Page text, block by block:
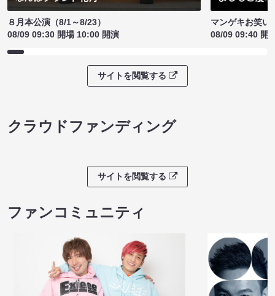
８月本公演（8/1～8/23）
08/09 09:30 開場 10:00 開演
マンゲキお笑い
08/09 09:40 開
サイトを閲覧する
クラウドファンディング
サイトを閲覧する
ファンコミュニティ